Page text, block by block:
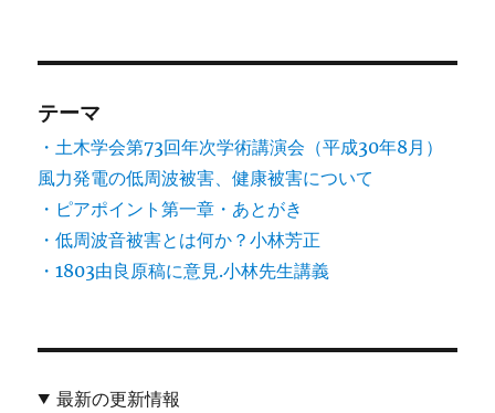
テーマ
・土木学会第73回年次学術講演会（平成30年8月）
風力発電の低周波被害、健康被害について
・ピアポイント第一章・あとがき
・低周波音被害とは何か？小林芳正
・1803由良原稿に意見.小林先生講義
最新の更新情報